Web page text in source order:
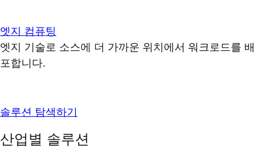
엣지 컴퓨팅
엣지 기술로 소스에 더 가까운 위치에서 워크로드를 배
포합니다.
솔루션 탐색하기
산업별 솔루션